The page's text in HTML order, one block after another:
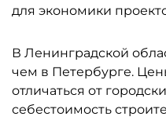
для экономики
В Ленинградской
чем в Петербурге.
отличаться от
себестоимость